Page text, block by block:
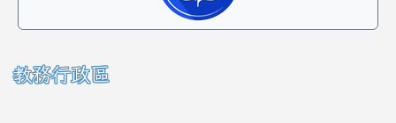
教務行政區